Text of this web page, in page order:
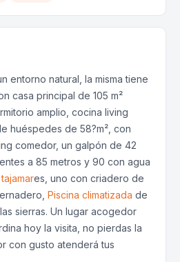
entorno natural, la misma tiene
casa principal de 105 m²
amplio, cocina living
huéspedes de 58?m², con
comedor, un galpón de 42
a 85 metros y 90 con agua
tajamares, uno con criadero de
Piscina climatizada de
sierras. Un lugar acogedor
hoy la visita, no pierdas la
con gusto atenderá tus